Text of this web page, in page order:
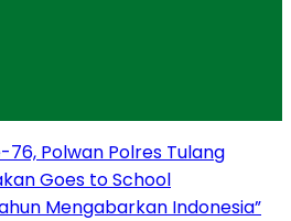
Polwan Polres Tulang
Goes to School
Mengabarkan Indonesia”